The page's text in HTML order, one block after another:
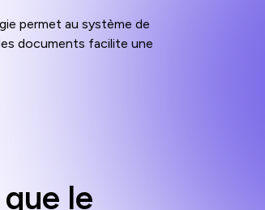
permet au système de
documents facilite une
le